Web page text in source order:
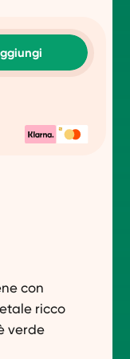
con
ricco
verde
per